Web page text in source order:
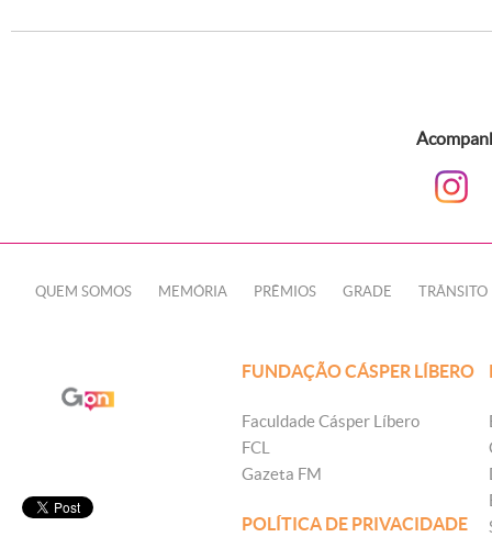
QUEM SOMOS MEMÓRIA PRÊMIOS GRADE TRÂNSITO
FUNDAÇÃO CÁSPER LÍBERO
Faculdade Cásper Líbero
FCL
Gazeta FM
POLÍTICA DE PRIVACIDADE